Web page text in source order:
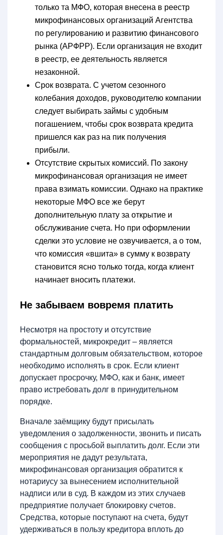
только та МФО, которая внесена в реестр
микрофинансовых организаций Агентства
по регулированию и развитию финансового
рынка (АРФРР). Если организация не входит
в реестр, ее деятельность является
незаконной.
Срок возврата. С учетом сезонного
колебания доходов, руководителю компании
следует выбирать займы с удобным
погашением, чтобы срок возврата кредита
пришелся как раз на пик получения
прибыли.
Отсутствие скрытых комиссий. По закону
микрофинансовая организация не имеет
права взимать комиссии. Однако на практике
некоторые МФО все же берут
дополнительную плату за открытие и
обслуживание счета. Но при оформлении
сделки это условие не озвучивается, а о том,
что комиссия «вшита» в сумму к возврату
становится ясно только тогда, когда клиент
начинает вносить платежи.
Не забываем вовремя платить
Несмотря на простоту и отсутствие
формальностей, микрокредит – является
стандартным долговым обязательством, которое
необходимо исполнять в срок. Если клиент
допускает просрочку, МФО, как и банк, имеет
право истребовать долг в принудительном
порядке.
Вначале заёмщику будут присылать
уведомления о задолженности, звонить и писать
сообщения с просьбой выплатить долг. Если эти
мероприятия не дадут результата,
микрофинансовая организация обратится к
нотариусу за вынесением исполнительной
надписи или в суд. В каждом из этих случаев
предприятие получает блокировку счетов.
Средства, которые поступают на счета, будут
удерживаться в пользу кредитора вплоть до